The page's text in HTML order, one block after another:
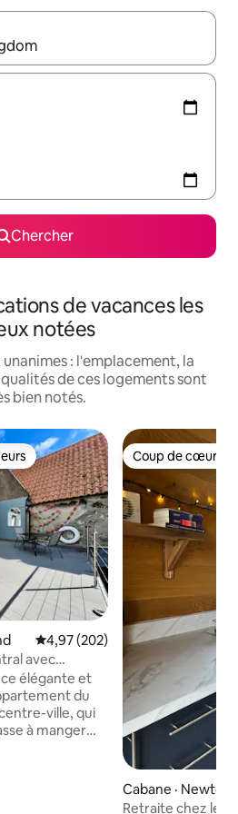
affichés, parcourez-les en utilisant
Chercher
de vacances les
notées
: l'emplacement, la
de ces logements sont
bien notés.
parmi les plus aimés
Note moyenne de 4,97 sur 5,
4,97 (202)
avec
élégante et
du
ville, qui
à manger
Coup de cœur
Coup de cœur
Cabane ·
a
Retraite chez les